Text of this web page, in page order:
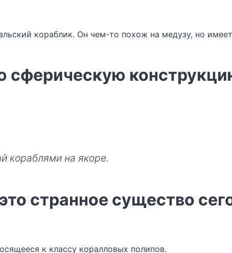
кораблик. Он чем-то похож на медузу, но
кораблями на якоре.
странное существо
к классу коралловых полипов.